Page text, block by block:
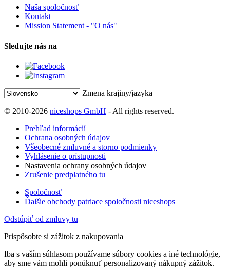
Naša spoločnosť
Kontakt
Mission Statement - "O nás"
Sledujte nás na
Zmena krajiny/jazyka
© 2010-2026 niceshops GmbH - All rights reserved.
Prehľad informácií
Ochrana osobných údajov
Všeobecné zmluvné a storno podmienky
Vyhlásenie o prístupnosti
Nastavenia ochrany osobných údajov
Zrušenie predplatného tu
Spoločnosť
Ďalšie obchody patriace spoločnosti niceshops
Odstúpiť od zmluvy tu
Prispôsobte si zážitok z nakupovania
Iba s vaším súhlasom používame súbory cookies a iné technológie,
aby sme vám mohli ponúknuť personalizovaný nákupný zážitok.